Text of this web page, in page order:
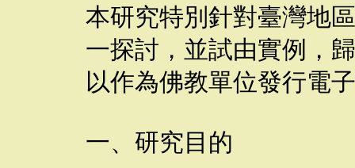
本研究特別針對臺灣地
一探討，並試由實例，
以作為佛教單位發行電
一、研究目的